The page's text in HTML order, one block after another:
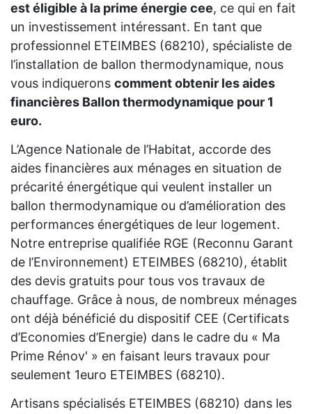
est éligible à la prime énergie cee, ce qui en fait
un investissement intéressant. En tant que
professionnel ETEIMBES (68210), spécialiste de
l’installation de ballon thermodynamique, nous
vous indiquerons comment obtenir les aides
financières Ballon thermodynamique pour 1
euro.
L’Agence Nationale de l’Habitat, accorde des
aides financières aux ménages en situation de
précarité énergétique qui veulent installer un
ballon thermodynamique ou d’amélioration des
performances énergétiques de leur logement.
Notre entreprise qualifiée RGE (Reconnu Garant
de l’Environnement) ETEIMBES (68210), établit
des devis gratuits pour tous vos travaux de
chauffage. Grâce à nous, de nombreux ménages
ont déjà bénéficié du dispositif CEE (Certificats
d’Economies d’Energie) dans le cadre du « Ma
Prime Rénov' » en faisant leurs travaux pour
seulement 1euro ETEIMBES (68210).
Artisans spécialisés ETEIMBES (68210) dans les